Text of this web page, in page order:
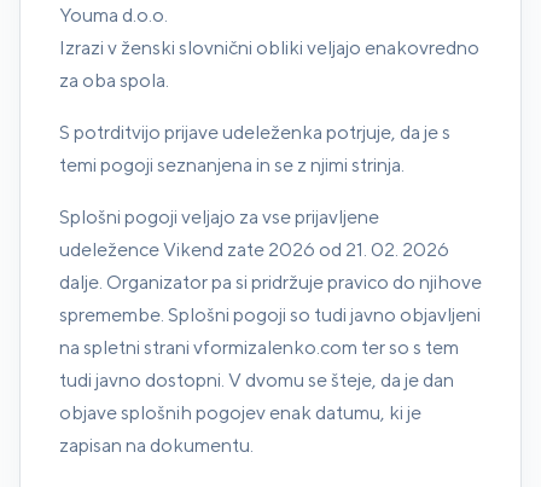
Youma d.o.o.
Izrazi v ženski slovnični obliki veljajo enakovredno
za oba spola.
S potrditvijo prijave udeleženka potrjuje, da je s
temi pogoji seznanjena in se z njimi strinja.
Splošni pogoji veljajo za vse prijavljene
udeležence Vikend zate 2026 od 21. 02. 2026
dalje. Organizator pa si pridržuje pravico do njihove
spremembe. Splošni pogoji so tudi javno objavljeni
na spletni strani vformizalenko.com ter so s tem
tudi javno dostopni. V dvomu se šteje, da je dan
objave splošnih pogojev enak datumu, ki je
zapisan na dokumentu.